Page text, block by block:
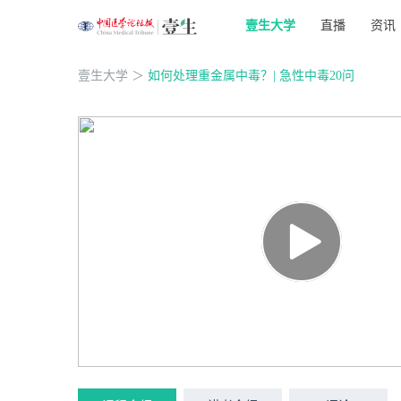
壹生大学 直播 资讯
壹生大学 ＞ 如何处理重金属中毒？| 急性中毒20问